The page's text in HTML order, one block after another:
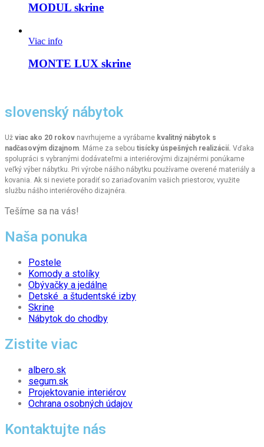
MODUL skrine
Viac info
MONTE LUX skrine
slovenský nábytok
Už viac ako 20 rokov navrhujeme a vyrábame kvalitný nábytok s
nadčasovým dizajnom. Máme za sebou tisícky úspešných realizácií. Vďaka
spolupráci s vybranými dodávateľmi a interiérovými dizajnérmi ponúkame
veľký výber nábytku. Pri výrobe nášho nábytku používame overené materiály a
kovania. Ak si neviete poradiť so zariaďovaním vašich priestorov, využite
službu nášho interiérového dizajnéra.
Tešíme sa na vás!
Naša ponuka
Postele
Komody a stolíky
Obývačky a jedálne
Detské a študentské izby
Skrine
Nábytok do chodby
Zistite viac
albero.sk
segum.sk
Projektovanie interiérov
Ochrana osobných údajov
Kontaktujte nás